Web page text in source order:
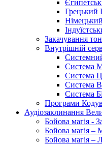
Грецький
Закачування
Внутрішній
Система
Система
Система
Система
Програми
Аудіозаклинання
Бойова магія -
Бойова магія –
Бойова магія –